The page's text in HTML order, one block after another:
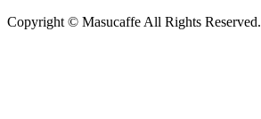
Copyright © Masucaffe All Rights Reserved.